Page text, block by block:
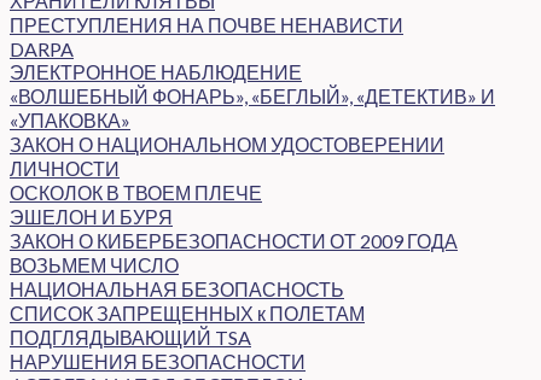
ПРЕСТУПЛЕНИЯ НА ПОЧВЕ НЕНАВИСТИ
DARPA
ЭЛЕКТРОННОЕ НАБЛЮДЕНИЕ
«ВОЛШЕБНЫЙ ФОНАРЬ», «БЕГЛЫЙ», «ДЕТЕКТИВ» И
«УПАКОВКА»
ЗАКОН О НАЦИОНАЛЬНОМ УДОСТОВЕРЕНИИ
ЛИЧНОСТИ
ОСКОЛОК В ТВОЕМ ПЛЕЧЕ
ЭШЕЛОН И БУРЯ
ЗАКОН О КИБЕРБЕЗОПАСНОСТИ ОТ 2009 ГОДА
ВОЗЬМЕМ ЧИСЛО
НАЦИОНАЛЬНАЯ БЕЗОПАСНОСТЬ
СПИСОК ЗАПРЕЩЕННЫХ к ПОЛЕТАМ
ПОДГЛЯДЫВАЮЩИЙ TSA
НАРУШЕНИЯ БЕЗОПАСНОСТИ